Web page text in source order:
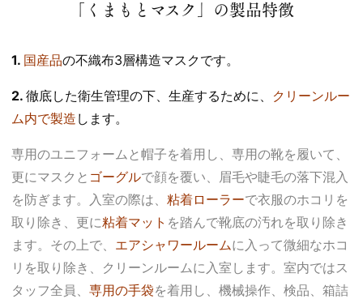
「くまもとマスク」の製品特徴
1. 国産品の不織布3層構造マスクです。
2. 徹底した衛生管理の下、生産するために、 クリーンルー
ム内で製造 します。
専用のユニフォームと帽子を着用し、専用の靴を履いて、
更にマスクと ゴーグルで顔を覆い、眉毛や睫毛の落下混入
を防ぎます。入室の際は、 粘着ローラーで衣服のホコリを
取り除き、更に粘着マット を踏んで靴底の汚れを取り除き
ます。その上で、 エアシャワールームに入って微細なホコ
リを取り除き、クリーンルームに入室します。室内ではス
タッフ全員、 専用の手袋を着用し、機械操作、検品、箱詰